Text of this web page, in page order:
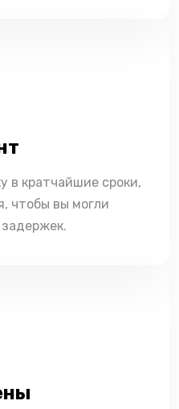
в кратчайшие сроки,
чтобы вы могли
задержек.